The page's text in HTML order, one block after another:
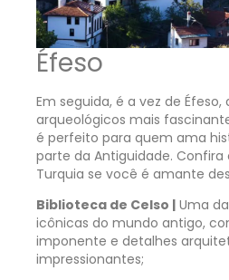
Éfeso
Em seguida, é a vez de
arqueológicos mais
é perfeito para quem ama
parte da Antiguidade. Confira
Turquia se você é amante
Biblioteca de Celso | Uma
icônicas do mundo antigo,
imponente e detalhes
impressionantes;